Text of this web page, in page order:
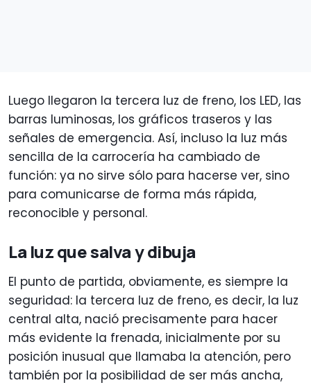
Luego llegaron la tercera luz de freno, los LED, las
barras luminosas, los gráficos traseros y las
señales de emergencia. Así, incluso la luz más
sencilla de la carrocería ha cambiado de
función: ya no sirve sólo para hacerse ver, sino
para comunicarse de forma más rápida,
reconocible y personal.
La luz que salva y dibuja
El punto de partida, obviamente, es siempre la
seguridad: la tercera luz de freno, es decir, la luz
central alta, nació precisamente para hacer
más evidente la frenada, inicialmente por su
posición inusual que llamaba la atención, pero
también por la posibilidad de ser más ancha,